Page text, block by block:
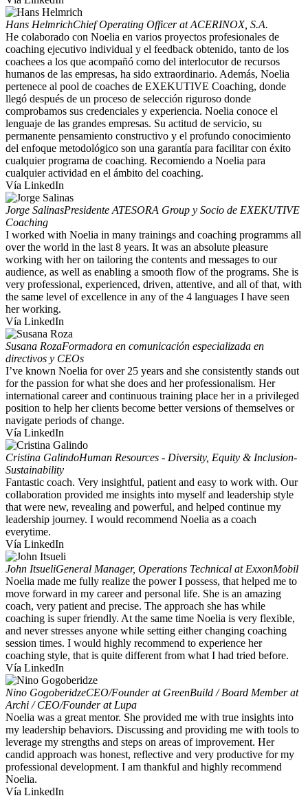
Hans HelmrichChief Operating Officer at ACERINOX, S.A.
He colaborado con Noelia en varios proyectos profesionales de
coaching ejecutivo individual y el feedback obtenido, tanto de los
coachees a los que acompañó como del interlocutor de recursos
humanos de las empresas, ha sido extraordinario. Además, Noelia
pertenece al pool de coaches de EXEKUTIVE Coaching, donde
llegó después de un proceso de selección riguroso donde
comprobamos sus credenciales y experiencia. Noelia conoce el
lenguaje de las grandes empresas. Su actitud de servicio, su
permanente pensamiento constructivo y el profundo conocimiento
del enfoque metodológico son una garantía para facilitar con éxito
cualquier programa de coaching. Recomiendo a Noelia para
cualquier actividad en el ámbito del coaching.
Vía LinkedIn
Jorge SalinasPresidente ATESORA Group y Socio de EXEKUTIVE
Coaching
I worked with Noelia in many trainings and coaching programms all
over the world in the last 8 years. It was an absolute pleasure
working with her on tailoring the contents and messages to our
audience, as well as enabling a smooth flow of the programs. She is
very professional, experienced, driven, attentive, and all of that, with
the same level of excellence in any of the 4 languages I have seen
her working.
Vía LinkedIn
Susana RozaFormadora en comunicación especializada en
directivos y CEOs
I’ve known Noelia for over 25 years and she consistently stands out
for the passion for what she does and her professionalism. Her
international career and continuous training place her in a privileged
position to help her clients become better versions of themselves or
navigate periods of change.
Vía LinkedIn
Cristina GalindoHuman Resources - Diversity, Equity & Inclusion-
Sustainability
Fantastic coach. Very insightful, patient and easy to work with. Our
collaboration provided me insights into myself and leadership style
that were new, revealing and powerful, and helped continue my
leadership journey. I would recommend Noelia as a coach
everytime.
Vía LinkedIn
John ItsueliGeneral Manager, Operations Technical at ExxonMobil
Noelia made me fully realize the power I possess, that helped me to
move forward in my career and personal life. She is an amazing
coach, very patient and precise. The approach she has while
coaching is super friendly. At the same time Noelia is very flexible,
and never stresses anyone while setting either changing coaching
session times. I would highly recommend to experience her
coaching style, that is quite different from what I had tried before.
Vía LinkedIn
Nino GogoberidzeCEO/Founder at GreenBuild / Board Member at
Archi / CEO/Founder at Lupa
Noelia was a great mentor. She provided me with true insights into
my leadership behaviors. Discussing and providing me with tools to
leverage my strengths and steps on areas of improvement. Her
candid approach was honest, reflective and very productive for my
professional development. I am thankful and highly recommend
Noelia.
Vía LinkedIn